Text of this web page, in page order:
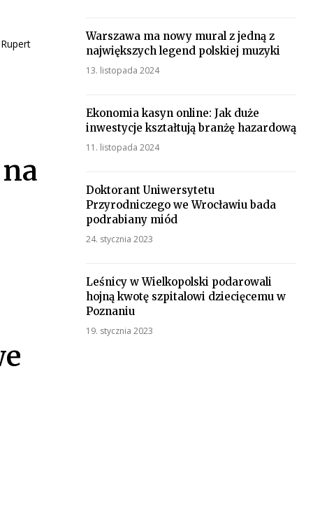
Warszawa ma nowy mural z jedną z
największych legend polskiej muzyki
13. listopada 2024
Ekonomia kasyn online: Jak duże
inwestycje kształtują branżę hazardową
11. listopada 2024
Doktorant Uniwersytetu
Przyrodniczego we Wrocławiu bada
podrabiany miód
24. stycznia 2023
Leśnicy w Wielkopolski podarowali
hojną kwotę szpitalowi dziecięcemu w
Poznaniu
19. stycznia 2023